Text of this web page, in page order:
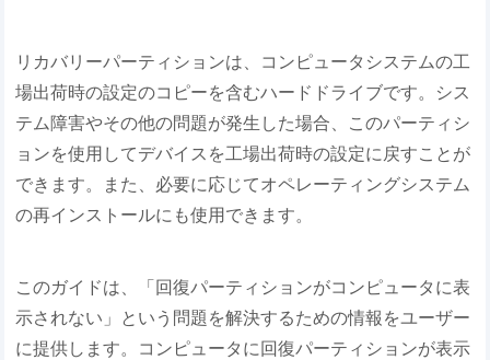
リカバリーパーティションは、コンピュータシステムの工
場出荷時の設定のコピーを含むハードドライブです。シス
テム障害やその他の問題が発生した場合、このパーティシ
ョンを使用してデバイスを工場出荷時の設定に戻すことが
できます。また、必要に応じてオペレーティングシステム
の再インストールにも使用できます。
このガイドは、「回復パーティションがコンピュータに表
示されない」という問題を解決するための情報をユーザー
に提供します。コンピュータに回復パーティションが表示